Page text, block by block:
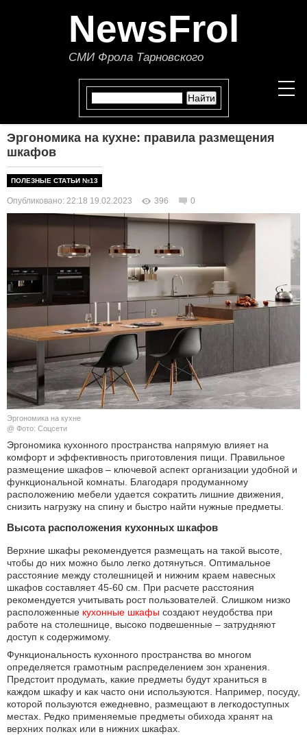
NewsFrol
СМИ Фрола Тарновского
ПОЛИТИКА
ЭКОНОМИКА
В МИРЕ
ОБЩЕСТВО
КУЛЬТУРА
НАУКА
СПОРТ
АВТО И МОТО
ЭГОИЗМ
Эргономика на кухне: правила размещения
шкафов
ПОЛЕЗНЫЕ СТАТЬИ №13
Опубликовано: 22:18 19.02.2023 396 0
Эргономика на кухне
@ Фото: Соцсети
Эргономика кухонного пространства напрямую влияет на
комфорт и эффективность приготовления пищи. Правильное
размещение шкафов – ключевой аспект организации удобной и
функциональной комнаты. Благодаря продуманному
расположению мебели удается сократить лишние движения,
снизить нагрузку на спину и быстро найти нужные предметы.
Высота расположения кухонных шкафов
Верхние шкафы рекомендуется размещать на такой высоте,
чтобы до них можно было легко дотянуться. Оптимальное
расстояние между столешницей и нижним краем навесных
шкафов составляет 45-60 см. При расчете расстояния
рекомендуется учитывать рост пользователей. Слишком низко
расположенные кухонные шкафы создают неудобства при
работе на столешнице, высоко подвешенные – затрудняют
доступ к содержимому.
Функциональность кухонного пространства во многом
определяется грамотным распределением зон хранения.
Предстоит продумать, какие предметы будут храниться в
каждом шкафу и как часто они используются. Например, посуду,
которой пользуются ежедневно, размещают в легкодоступных
местах. Редко применяемые предметы обихода хранят на
верхних полках или в нижних шкафах.